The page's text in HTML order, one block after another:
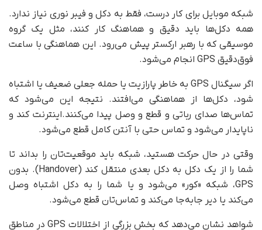
شبکه موبایل برای کار درست، فقط به دکل و فیبر نوری نیاز ندارد.
همه دکل‌ها باید دقیق و هماهنگ کار کنند، مثل یک گروه
موسیقی که با رهبر ارکستر پیش می‌رود. این هماهنگی با ساعت
فوق‌دقیق GPS انجام می‌شود.
اگر سیگنال GPS به خاطر پارازیت یا حمله جعلی ضعیف یا اشتباه
شود، دکل‌ها از هماهنگی می‌افتند. نتیجه این می‌شود که
تماس‌ها صدای رباتی و قطع و وصل پیدا می‌کنند.اینترنت کند و
ناپایدار می‌شود و تماس حتی با آنتن کامل قطع می‌شود.
وقتی در حال حرکت هستید، شبکه باید موقعیت‌تان را بداند تا
شما را از یک دکل به دکل بعدی منتقل کند (Handover). بدون
GPS، شبکه «کور» می‌شود و یا شما را به دکل اشتباه وصل
می‌کند یا دیر جابه‌جا می‌کند و تماس‌تان قطع می‌شود.
شواهد نشان می‌دهد که بخش بزرگی از اختلالات GPS در مناطق